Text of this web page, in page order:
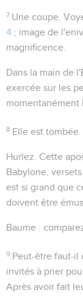
7 Une coupe .
4 ; image de
magnificence.
Dans la main de
exercée sur les
momentanément
8 Elle est tombée
Hurlez . Cette
Babylone, versets
est si grand que
doivent être
Baume :
9 Peut-être faut-il
invités à prier
Après avoir fait